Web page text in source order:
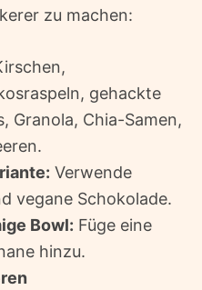
zu machen:
gehackte
Granola, Chia-Samen,
Verwende
vegane Schokolade.
Bowl: Füge eine
hinzu.